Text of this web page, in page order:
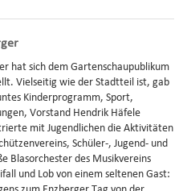
hat sich dem Gartenschaupublikum
Vielseitig wie der Stadtteil ist, gab
Kinderprogramm, Sport,
Vorstand Hendrik Häfele
mit Jugendlichen die Aktivitäten
Schüler-, Jugend- und
Blasorchester des Musikvereins
und Lob von einem seltenen Gast: